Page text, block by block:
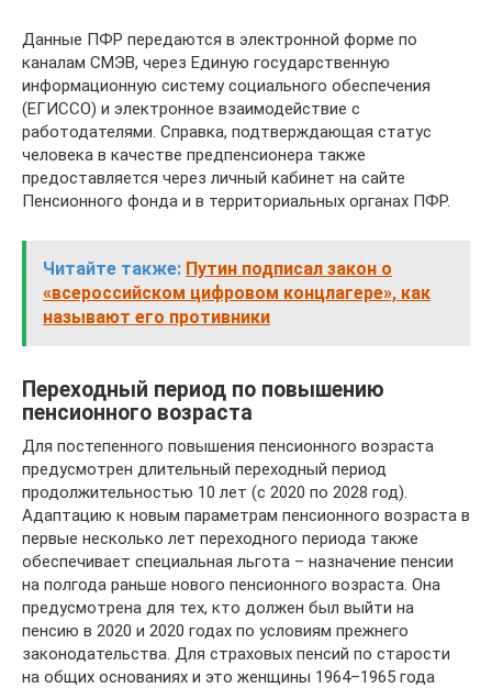
Данные ПФР передаются в электронной форме по
каналам СМЭВ, через Единую государственную
информационную систему социального обеспечения
(ЕГИССО) и электронное взаимодействие с
работодателями. Справка, подтверждающая статус
человека в качестве предпенсионера также
предоставляется через личный кабинет на сайте
Пенсионного фонда и в территориальных органах ПФР.
Читайте также: Путин подписал закон о
«всероссийском цифровом концлагере», как
называют его противники
Переходный период по повышению
пенсионного возраста
Для постепенного повышения пенсионного возраста
предусмотрен длительный переходный период
продолжительностью 10 лет (с 2020 по 2028 год).
Адаптацию к новым параметрам пенсионного возраста в
первые несколько лет переходного периода также
обеспечивает специальная льгота – назначение пенсии
на полгода раньше нового пенсионного возраста. Она
предусмотрена для тех, кто должен был выйти на
пенсию в 2020 и 2020 годах по условиям прежнего
законодательства. Для страховых пенсий по старости
на общих основаниях и это женщины 1964–1965 года